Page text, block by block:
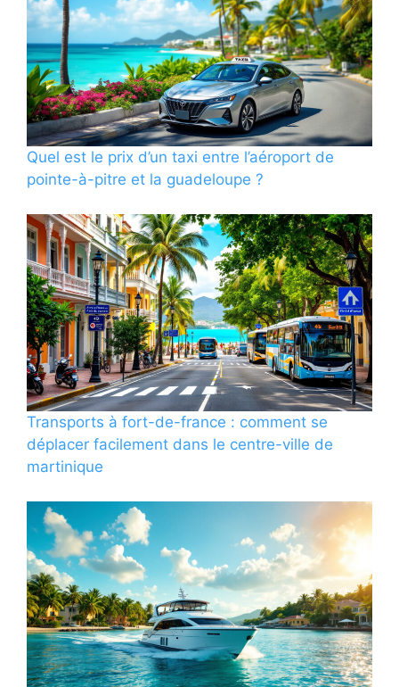
Quel est le prix d’un taxi entre l’aéroport de
pointe-à-pitre et la guadeloupe ?
Transports à fort-de-france : comment se
déplacer facilement dans le centre-ville de
martinique